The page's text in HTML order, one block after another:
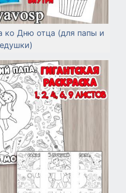
ко Дню отца (для папы и